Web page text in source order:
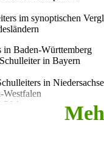
im synoptischen
in Baden-Württemberg
in Bayern
in